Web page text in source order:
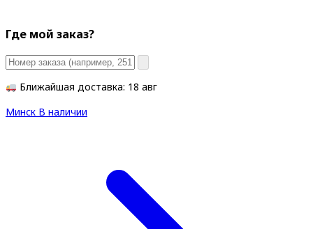
Где мой заказ?
Ближайшая доставка: 18 авг
Минск В наличии